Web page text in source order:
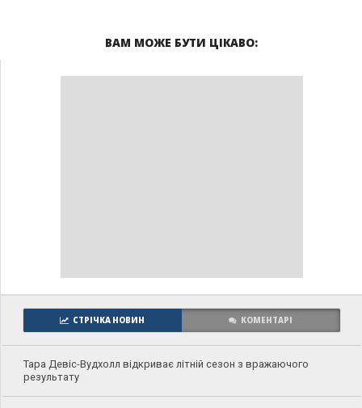
ВАМ МОЖЕ БУТИ ЦІКАВО:
СТРІЧКА НОВИН КОМЕНТАРІ
Тара Девіс-Вудхолл відкриває літній сезон з вражаючого
результату